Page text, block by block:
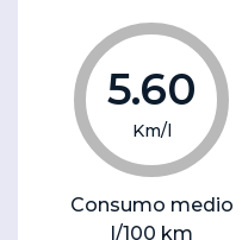
5.60
Km/l
Consumo medio
l/100 km